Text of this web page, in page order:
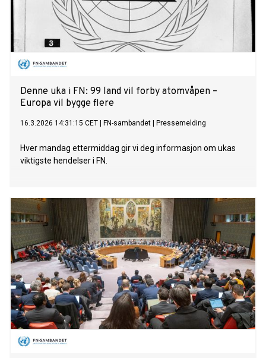
Denne uka i FN: 99 land vil forby atomvåpen –
Europa vil bygge flere
16.3.2026 14:31:15 CET FN-sambandet Pressemelding
Hver mandag ettermiddag gir vi deg informasjon om ukas
viktigste hendelser i FN.